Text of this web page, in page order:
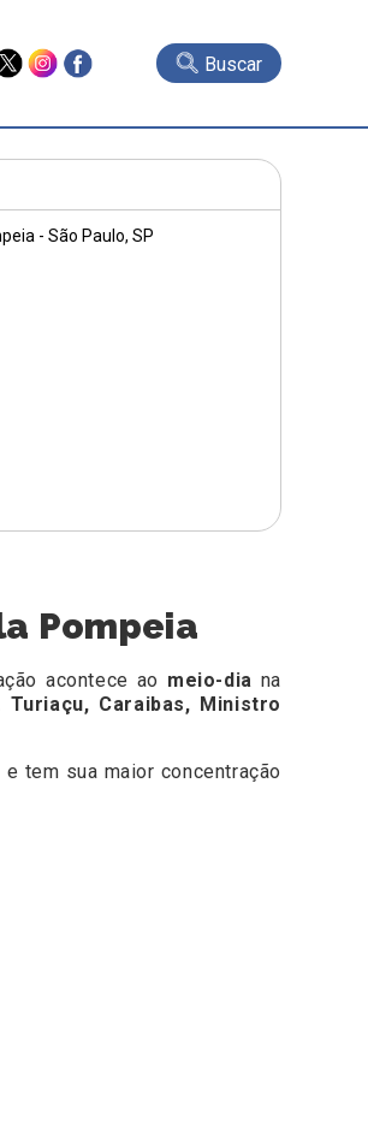
Buscar
- São Paulo, SP
Pompeia
acontece ao meio-dia na
Turiaçu, Caraibas, Ministro
tem sua maior concentração